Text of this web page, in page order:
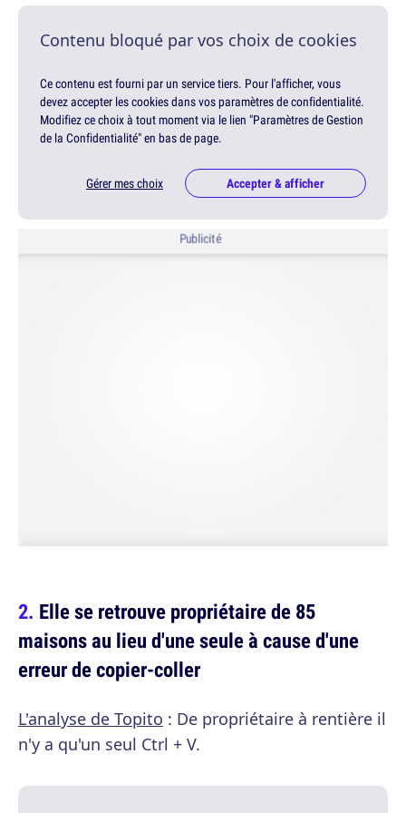
Contenu bloqué par vos choix de cookies
Ce contenu est fourni par un service tiers. Pour l'afficher, vous
devez accepter les cookies dans vos paramètres de confidentialité.
Modifiez ce choix à tout moment via le lien "Paramètres de Gestion
de la Confidentialité" en bas de page.
Gérer mes choix Accepter & afficher
Publicité
Elle se retrouve propriétaire de 85
maisons au lieu d'une seule à cause d'une
erreur de copier-coller
L'analyse de Topito : De propriétaire à rentière il
n'y a qu'un seul Ctrl + V.